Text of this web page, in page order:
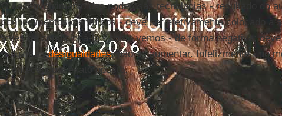
O desenvolvimento das poderosas tecnologias - resultado do
conhecimentos científicos - deve ser efetivamente colocado a
invés de condicioná-lo - como vemos - de forma negativa;
reduzir asdesigualdades, não as aumentar. Infelizmente - no
acontecendo o exato oposto.